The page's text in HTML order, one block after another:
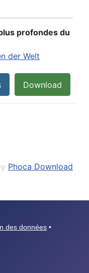
profondes du
der Welt
Download
Phoca Download
des données •